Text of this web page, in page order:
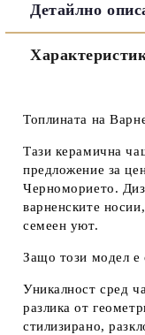
Ние ще се свържем
Детайлно
Топлината на
Тази керамична
предложение за
Черноморието.
варненските
семеен уют.
Защо този модел е
Уникалност сред
разлика от
стилизирано,